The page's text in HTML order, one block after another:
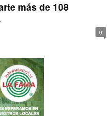
más de 108
0